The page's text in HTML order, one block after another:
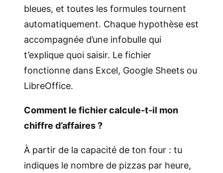
bleues, et toutes les formules tournent
automatiquement. Chaque hypothèse est
accompagnée d’une infobulle qui
t’explique quoi saisir. Le fichier
fonctionne dans Excel, Google Sheets ou
LibreOffice.
Comment le fichier calcule-t-il mon
chiffre d’affaires ?
À partir de la capacité de ton four : tu
indiques le nombre de pizzas par heure,